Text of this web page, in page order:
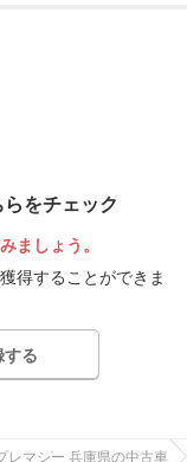
をチェック
ましょう。
得することができま
る
レマシー 兵庫県の中古車